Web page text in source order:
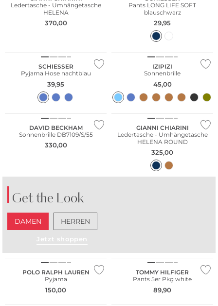
Ledertasche - Umhängetasche
HELENA
370,00
Pants LONG LIFE SOFT
blauschwarz
29,95
SCHIESSER
Pyjama Hose nachtblau
39,95
IZIPIZI
Sonnenbrille
45,00
DAVID BECKHAM
Sonnenbrille DB7109/S/55
330,00
GIANNI CHIARINI
Ledertasche - Umhängetasche
HELENA ROUND
325,00
Get the Look
DAMEN HERREN
Jetzt shoppen
POLO RALPH LAUREN
Pyjama
150,00
TOMMY HILFIGER
Pants 5er Pkg white
89,90
Multi Pack